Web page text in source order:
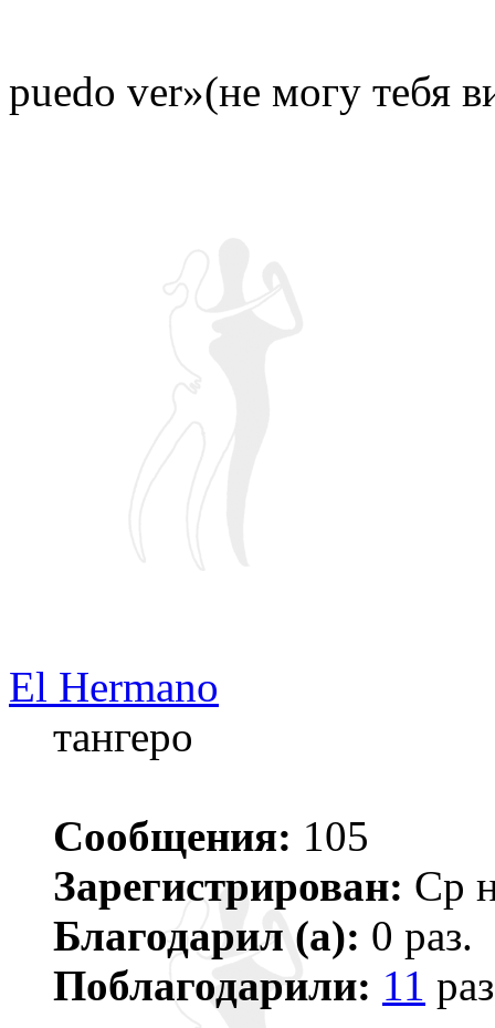
puedo ver»(не могу тебя
El Hermano
тангеро
Сообщения: 105
Зарегистрирован: Ср
Благодарил (а): 0 раз.
Поблагодарили: 11